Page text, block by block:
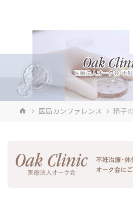
キ
ホ 医局カンファレンス 精子